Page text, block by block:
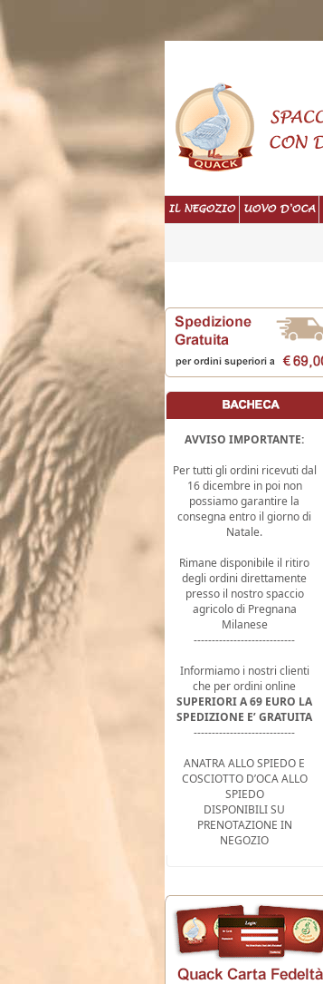
IL NEGOZIO UOVO D'OCA
AVVISO IMPORTANTE:
Per tutti gli ordini ricevuti dal
16 dicembre in poi non
possiamo garantire la
consegna entro il giorno di
Natale.
Rimane disponibile il ritiro
degli ordini direttamente
presso il nostro spaccio
agricolo di Pregnana
Milanese
----------------------------
Informiamo i nostri clienti
che per ordini online
SUPERIORI A 69 EURO LA
SPEDIZIONE E’ GRATUITA
----------------------------
ANATRA ALLO SPIEDO E
COSCIOTTO D’OCA ALLO
SPIEDO
DISPONIBILI SU
PRENOTAZIONE IN
NEGOZIO